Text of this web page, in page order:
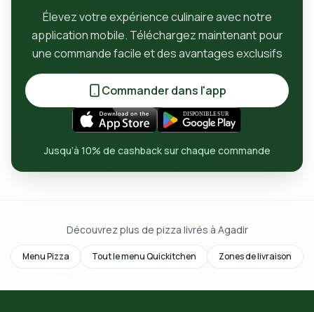
Élevez votre expérience culinaire avec notre
application mobile. Téléchargez maintenant pour
une commande facile et des avantages exclusifs
Commander dans l'app
Jusqu’à 10% de cashback sur chaque commande
Découvrez plus de pizza livrés à Agadir
Menu Pizza Tout le menu Quickitchen Zones de livraison